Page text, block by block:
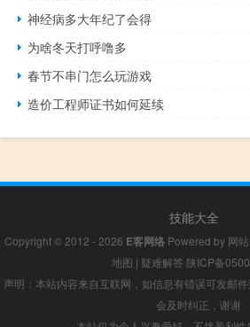
神经病多大年纪了会得
为啥冬天打呼噜多
春节不串门怎么玩游戏
造价工程师证书如何延续
技能大全
Copyright © 2012 - 2026 E客网络 Powered by 网
地图 | 疑难解答 陕ICP备
声明：本站内容来自互联网，如信息有错误可发邮
会及时纠正，谢谢